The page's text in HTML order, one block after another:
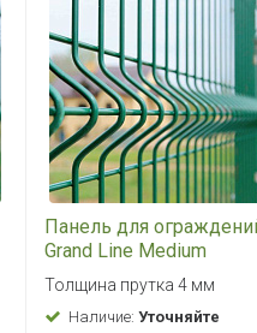
Панель для
Grand Line Medium
2,43x2,5 RAL 6005
(зеленый)
Толщина прутка 4 мм
Наличие: Уточняйте